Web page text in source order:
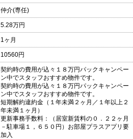
仲介(専任)
5.28万円
1ヶ月
10560円
契約時の費用が込々１８万円パックキャンペー
ン中でスタッフおすすめ物件です。
契約時の費用が込々１８万円パックキャンペー
ン中でスタッフおすすめ物件です。
短期解約違約金（１年未満２ヶ月／１年以上２
年未満１ヶ月）
更新事務手数料：（居室新賃料の０．２２ヶ月
－駐車場１，６５０円）お部屋プラスアプリ要
加入